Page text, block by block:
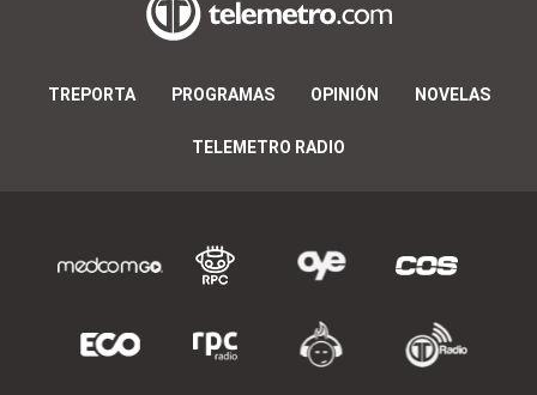
TREPORTA PROGRAMAS OPINIÓN NOVELAS
TELEMETRO RADIO